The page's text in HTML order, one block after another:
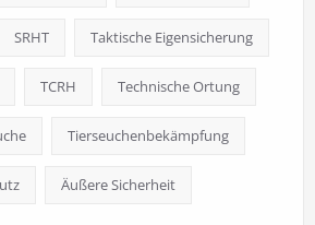
SRHT Taktische Eigensicherung
TCRH Technische Ortung
Tierseuchenbekämpfung
Äußere Sicherheit